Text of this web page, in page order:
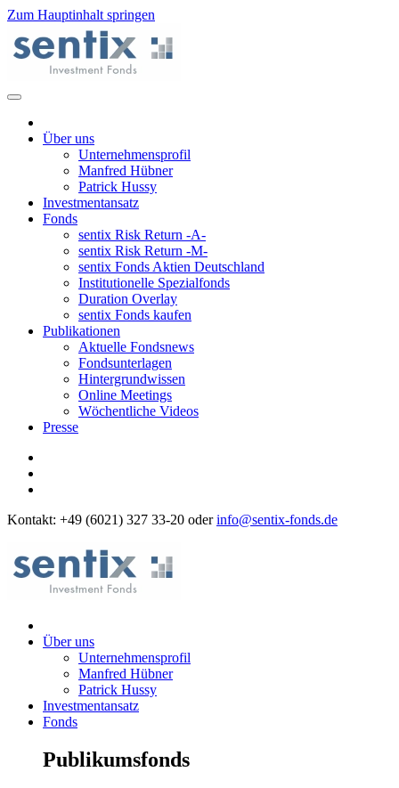
Zum Hauptinhalt springen
Über uns
Unternehmensprofil
Manfred Hübner
Patrick Hussy
Investmentansatz
Fonds
sentix Risk Return -A-
sentix Risk Return -M-
sentix Fonds Aktien Deutschland
Institutionelle Spezialfonds
Duration Overlay
sentix Fonds kaufen
Publikationen
Aktuelle Fondsnews
Fondsunterlagen
Hintergrundwissen
Online Meetings
Wöchentliche Videos
Presse
Kontakt: +49 (6021) 327 33-20 oderinfo@sentix-fonds.de
Über uns
Unternehmensprofil
Manfred Hübner
Patrick Hussy
Investmentansatz
Fonds
Publikumsfonds